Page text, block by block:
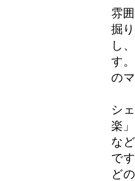
雰
掘
し
す
の
シ
楽
な
で
ど